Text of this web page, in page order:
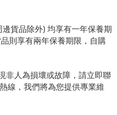
貨品除外) 均享有一年保養期
則享有兩年保養期限，自購
非人為損壞或故障，請立即聯
線，我們將為您提供專業維